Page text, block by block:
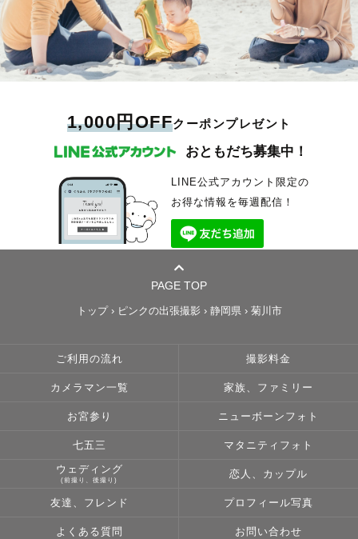
1,000円OFFクーポンプレゼント
おともだち募集中！
LINE公式アカウント限定の
お得な情報を毎週配信！
PAGE TOP
トップ› ピンクの出張撮影 › 静岡県› 菊川市
ご利用の流れ 撮影料金
カメラマン一覧 家族、ファミリー
お宮参り ニューボーンフォト
七五三 マタニティフォト
ウェディング
(前撮り、後撮り)
恋人、カップル
友達、フレンド プロフィール写真
よくある質問 お問い合わせ